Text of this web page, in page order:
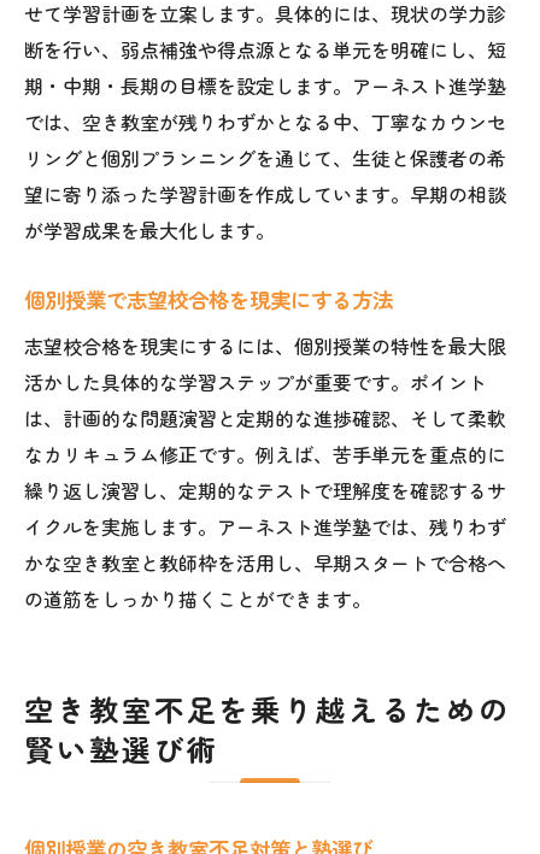
せて学習計画を立案します。具体的には、現状の学力診
断を行い、弱点補強や得点源となる単元を明確にし、短
期・中期・長期の目標を設定します。アーネスト進学塾
では、空き教室が残りわずかとなる中、丁寧なカウンセ
リングと個別プランニングを通じて、生徒と保護者の希
望に寄り添った学習計画を作成しています。早期の相談
が学習成果を最大化します。
個別授業で志望校合格を現実にする方法
志望校合格を現実にするには、個別授業の特性を最大限
活かした具体的な学習ステップが重要です。ポイント
は、計画的な問題演習と定期的な進捗確認、そして柔軟
なカリキュラム修正です。例えば、苦手単元を重点的に
繰り返し演習し、定期的なテストで理解度を確認するサ
イクルを実施します。アーネスト進学塾では、残りわず
かな空き教室と教師枠を活用し、早期スタートで合格へ
の道筋をしっかり描くことができます。
空き教室不足を乗り越えるための
賢い塾選び術